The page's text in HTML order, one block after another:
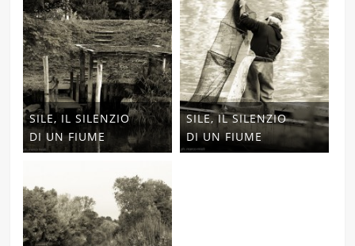
SILE, IL SILENZIO
DI UN FIUME
SILE, IL SILENZIO
DI UN FIUME